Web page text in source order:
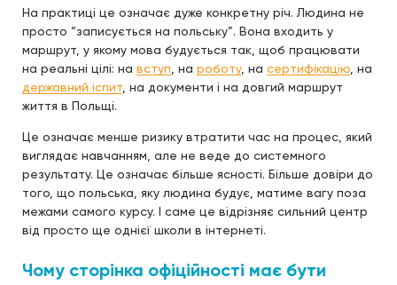
На практиці це означає дуже конкретну річ. Людина не
просто “записується на польську”. Вона входить у
маршрут, у якому мова будується так, щоб працювати
на реальні цілі: на вступ , на роботу, на сертифікацію , на
державний іспит , на документи і на довгий маршрут
життя в Польщі.
Це означає менше ризику втратити час на процес, який
виглядає навчанням, але не веде до системного
результату. Це означає більше ясності. Більше довіри до
того, що польська, яку людина будує, матиме вагу поза
межами самого курсу. І саме це відрізняє сильний центр
від просто ще однієї школи в інтернеті.
Чому сторінка офіційності має бути